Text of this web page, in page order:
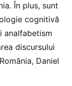
În plus, sunt
cognitivă
analfabetism
discursului
Daniel